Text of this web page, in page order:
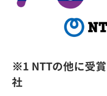
※1 NTTの他に受
社